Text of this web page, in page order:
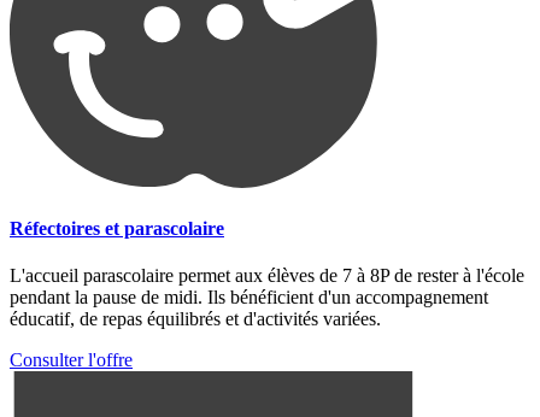
Réfectoires et parascolaire
L'accueil parascolaire permet aux élèves de 7 à 8P de rester à l'école
pendant la pause de midi. Ils bénéficient d'un accompagnement
éducatif, de repas équilibrés et d'activités variées.
Consulter l'offre